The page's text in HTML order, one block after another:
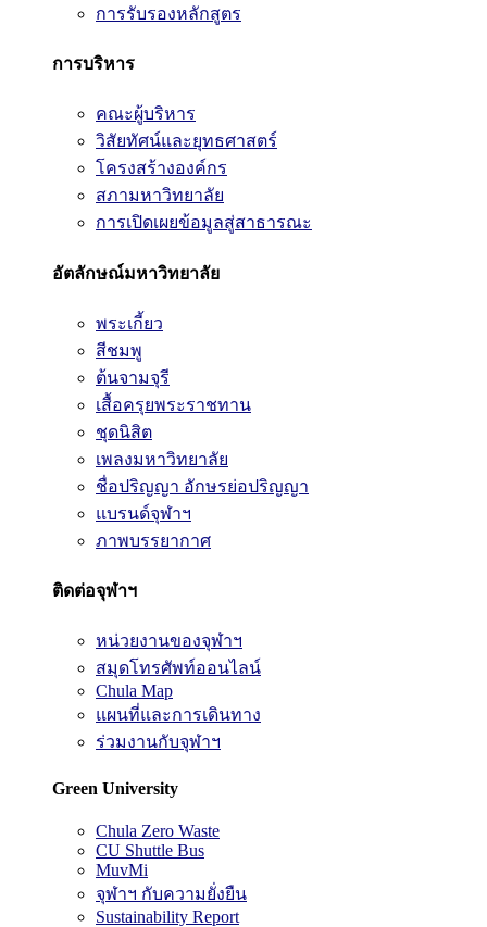
การรับรองหลักสูตร
การบริหาร
คณะผู้บริหาร
วิสัยทัศน์และยุทธศาสตร์
โครงสร้างองค์กร
สภามหาวิทยาลัย
การเปิดเผยข้อมูลสู่สาธารณะ
อัตลักษณ์มหาวิทยาลัย
พระเกี้ยว
สีชมพู
ต้นจามจุรี
เสื้อครุยพระราชทาน
ชุดนิสิต
เพลงมหาวิทยาลัย
ชื่อปริญญา อักษรย่อปริญญา
แบรนด์จุฬาฯ
ภาพบรรยากาศ
ติดต่อจุฬาฯ
หน่วยงานของจุฬาฯ
สมุดโทรศัพท์ออนไลน์
Chula Map
แผนที่และการเดินทาง
ร่วมงานกับจุฬาฯ
Green University
Chula Zero Waste
CU Shuttle Bus
MuvMi
จุฬาฯ กับความยั่งยืน
Sustainability Report